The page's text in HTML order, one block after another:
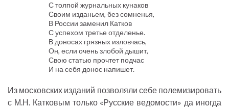
С толпой журнальных кунаков
Своим изданьем, без сомненья,
В России заменил Катков
С успехом третье отделенье.
В доносах грязных изловчась,
Он, если очень злобой дышит,
Свою статью прочтет подчас
И на себя донос напишет.
Из московских изданий позволяли себе полемизировать
с М.Н. Катковым только «Русские ведомости» да иногда